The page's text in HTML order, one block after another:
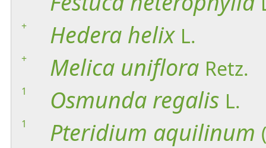
+ Hedera helix L.
+ Melica uniflora Retz.
1 Osmunda regalis L.
1 Pteridium aquilinum